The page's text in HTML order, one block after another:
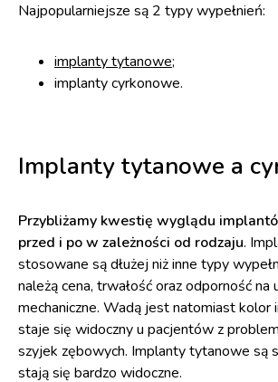
Najpopularniejsze są 2 typy wypełnień:
implanty tytanowe;
implanty cyrkonowe.
Implanty tytanowe a
Przybliżamy kwestię wyglądu
przed i po w zależności od rodzaju.
stosowane są dłużej niż inne typy
należą cena, trwałość oraz odporność na
mechaniczne. Wadą jest natomiast
staje się widoczny u pacjentów z
szyjek zębowych. Implanty tytanowe są
stają się bardzo widoczne.